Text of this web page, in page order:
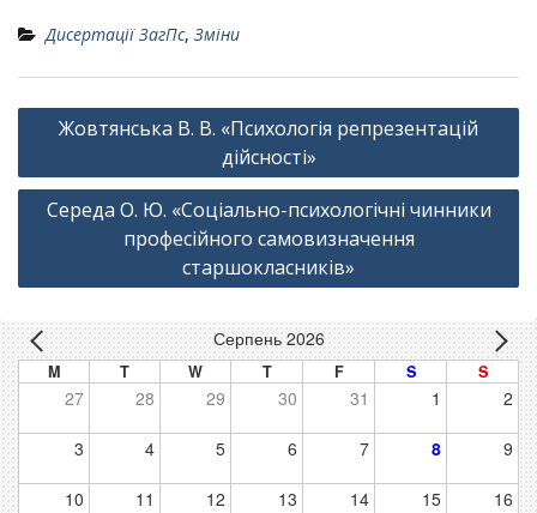
Дисертації ЗагПс, Зміни
Навігація
Жовтянська В. В. «Психологія репрезентацій
дійсності»
Середа О. Ю. «Соціально-психологічні чинники
професійного самовизначення
старшокласників»
Серпень 2026
M T W T F S S
27 28 29 30 31 1 2
3 4 5 6 7 8 9
10 11 12 13 14 15 16